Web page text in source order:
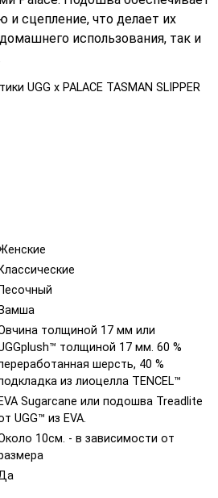
сцепление, что делает их
использования, так и
UGG x PALACE TASMAN SLIPPER
Классические
Песочный
толщиной 17 мм или
толщиной 17 мм. 60 %
шерсть, 40 %
из лиоцелла TENCEL™
EVA Sugarcane или подошва Treadlite
UGG™ из EVA.
10см. - в зависимости от